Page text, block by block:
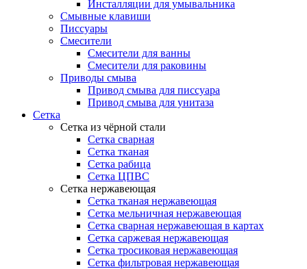
Инсталляции для умывальника
Смывные клавиши
Писсуары
Смесители
Смесители для ванны
Смесители для раковины
Приводы смыва
Привод смыва для писсуара
Привод смыва для унитаза
Сетка
Сетка из чёрной стали
Сетка сварная
Сетка тканая
Сетка рабица
Сетка ЦПВС
Сетка нержавеющая
Сетка тканая нержавеющая
Сетка мельничная нержавеющая
Сетка сварная нержавеющая в картах
Сетка саржевая нержавеющая
Сетка тросиковая нержавеющая
Сетка фильтровая нержавеющая